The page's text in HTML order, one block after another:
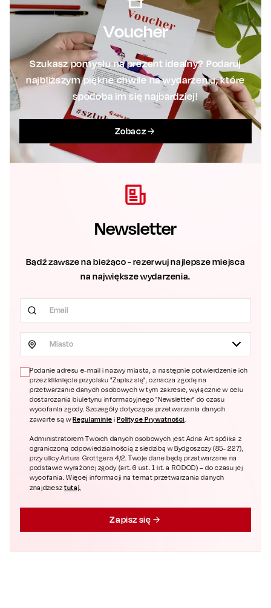
Voucher
Szukasz pomysłu na prezent idealny? Podaruj
najbliższym piękne chwile na wydarzeniu, które
spodoba im się najbardziej!
Zobacz
Newsletter
Bądź zawsze na bieżąco - rezerwuj najlepsze miejsca
na największe wydarzenia.
Miasto
Podanie adresu e-mail i nazwy miasta, a następnie potwierdzenie ich
przez kliknięcie przycisku "Zapisz się", oznacza zgodę na
przetwarzanie danych osobowych w tym zakresie, wyłącznie w celu
dostarczania biuletynu informacyjnego "Newsletter" do czasu
wycofania zgody. Szczegóły dotyczące przetwarzania danych
zawarte są wRegulaminie iPolityce Prywatności.
Administratorem Twoich danych osobowych jest Adria Art spółka z
ograniczoną odpowiedzialnością z siedzibą w Bydgoszczy (85- 227),
przy ulicy Artura Grottgera 4/2. Twoje dane będą przetwarzane na
podstawie wyrażonej zgody (art. 6 ust. 1 lit. a RODOD) – do czasu jej
wycofania. Więcej informacji na temat przetwarzania danych
znajdziesztutaj.
Zapisz się